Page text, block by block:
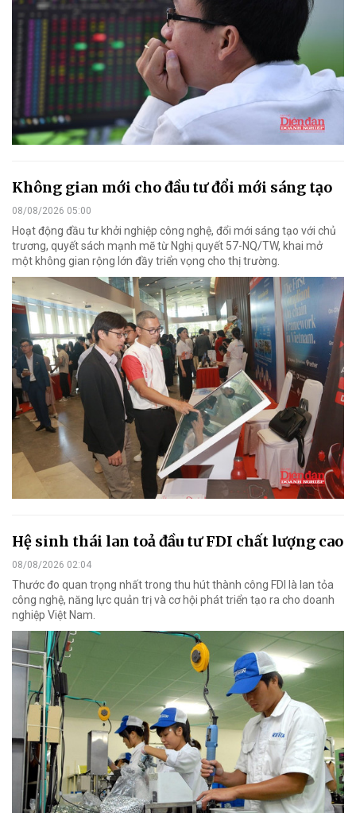
Không gian mới cho đầu tư đổi mới sáng tạo
08/08/2026 05:00
Hoạt động đầu tư khởi nghiệp công nghệ, đổi mới sáng tạo với chủ
trương, quyết sách mạnh mẽ từ Nghị quyết 57-NQ/TW, khai mở
một không gian rộng lớn đầy triển vọng cho thị trường.
Hệ sinh thái lan toả đầu tư FDI chất lượng cao
08/08/2026 02:04
Thước đo quan trọng nhất trong thu hút thành công FDI là lan tỏa
công nghệ, năng lực quản trị và cơ hội phát triển tạo ra cho doanh
nghiệp Việt Nam.